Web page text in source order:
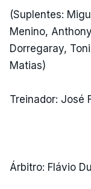
(Suplentes:
Menino,
Dorregaray,
Matias)
Treinador: José
Árbitro: Flávio